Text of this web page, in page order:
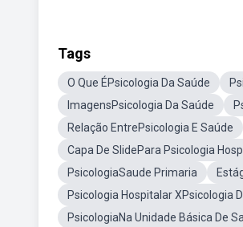
Tags
O Que ÉPsicologia Da Saúde
ImagensPsicologia Da Saúde
Relação EntrePsicologia E Saúde
Capa De SlidePara Psicologia
PsicologiaSaude Primaria
Psicologia Hospitalar XPsicologia
PsicologiaNa Unidade Básica De